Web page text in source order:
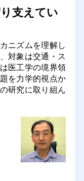
支えてい
ニズムを理解し
対象は交通・ス
医工学の境界領
を力学的視点か
研究に取り組ん